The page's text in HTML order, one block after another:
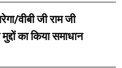
वीबी जी राम जी
का किया समाधान